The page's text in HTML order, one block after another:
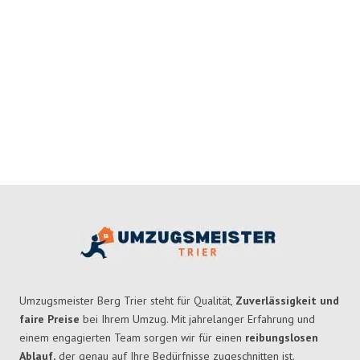
Umzugsmeister Berg Trier steht für Qualität, Zuverlässigkeit und
faire Preise bei Ihrem Umzug. Mit jahrelanger Erfahrung und
einem engagierten Team sorgen wir für einen reibungslosen
Ablauf, der genau auf Ihre Bedürfnisse zugeschnitten ist.